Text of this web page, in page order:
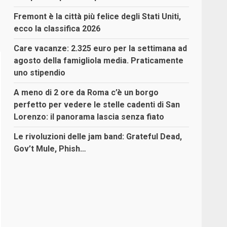
Fremont è la città più felice degli Stati Uniti,
ecco la classifica 2026
Care vacanze: 2.325 euro per la settimana ad
agosto della famigliola media. Praticamente
uno stipendio
A meno di 2 ore da Roma c’è un borgo
perfetto per vedere le stelle cadenti di San
Lorenzo: il panorama lascia senza fiato
Le rivoluzioni delle jam band: Grateful Dead,
Gov’t Mule, Phish…